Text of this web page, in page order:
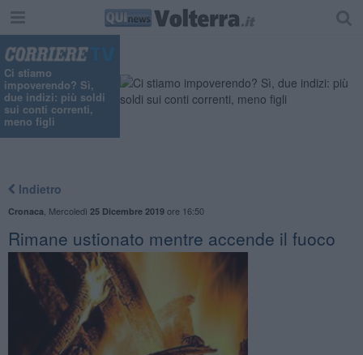
Ci stiamo
impoverendo? Sì,
due indizi: più soldi
sui conti correnti,
meno figli
Indietro
Cronaca Mercoledì 25 Dicembre 2019ore 16:50
Rimane ustionato mentre accende il fuoco